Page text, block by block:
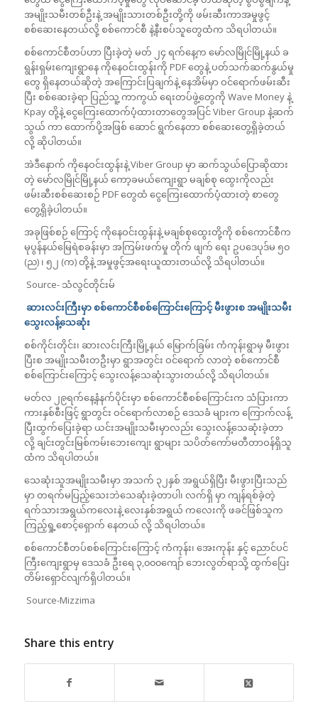
အမျိုးသမီးတစ်ဦးနဲ့ အမျိုးသားတစ်ဦးတို့ကို ဖမ်းဆီးကာအမှုဖွင့်
စစ်ဆေးနေတယ်လို့ စစ်ကောင်စီ နဲ့နီးစပ်သူတွေထံက သိရပါတယ်။
စစ်ကောင်စီတပ်ဟာ ပြီးခဲ့တဲ့ မတ် ၂၄ ရက်နေ့က မော်လမြိုင်မြို့နယ် ခ
ရွန်းရှမ်းကျေးရွာနေ ကိုနေဝင်းထွန်းကို PDF တွေနဲ့ ပတ်သက်ဆက်နွယ်မှု
တွေ ရှိနေတယ်ဆိုတဲ့ အကြောင်းပြချက်နဲ့ နေအိမ်မှာ ဝင်ရောက်ဖမ်းဆီး
ပြီး စစ်ဆေးခဲ့ရာ ပြည်သူ့ ကာကွယ် ရေးတပ်ဖွဲ့တွေကို Wave Money နဲ့
Kpay တို့နဲ့ ငွေကြေးထောက်ပံ့ထားတာတွေအပြင် Viber Group နဲ့ဆက်
သွယ် ကာ ထောက်ပို့အဖြစ် ဆောင် ရွက်နေတာ စစ်ဆေးတွေ့ရှိခဲ့တယ်
လို့ ဆိုပါတယ်။
အဲဒီနောက် ကိုနေဝင်းထွန်းနဲ့ Viber Group မှာ ဆက်သွယ်ပြောဆိုထား
တဲ့ မော်လမြိုင်မြို့နယ် ကော့ခမယ်ကျေးရွာ မချစ်စု ထွေးကိုလည်း
ဖမ်းဆီးစစ်ဆေးစဉ် PDF တွေထံ ငွေကြေးထောက်ပံ့ထားတဲ့ စာတွေ
တွေ့ရှိခဲ့ပါတယ်။
အခုဖြစ်စဉ် ကြောင့် ကိုနေဝင်းထွန်းနဲ့ မချစ်စုထွေးတို့ကို စစ်ကောင်စီက
မုပွန်နယ်မြေရဲစခန်းမှာ အကြမ်းဖက်မှု တိုက် ဖျက် ရေး ဥပဒေပုဒ်မ ၅၀
(ည) ၊ ၅၂ (က) တို့နဲ့ အမှုဖွင့်အရေးယူထားတယ်လို့ သိရပါတယ်။
Source- သံလွင်တိုင်းမ်
ဆားလင်းကြီးမှာ စစ်ကောင်စီစစ်ကြောင်းကြောင့် မီးဖွားစ အမျိုးသမီး
သွေးလန့်သေဆုံး
စစ်ကိုင်းတိုင်း၊ ဆားလင်းကြီးမြို့နယ် မြောက်ခြမ်း ကံကုန်းရွာမှ မီးဖွား
ပြီးစ အမျိုးသမီးတဦးမှာ ရွာအတွင်း ဝင်ရောက် လာတဲ့ စစ်ကောင်စီ
စစ်ကြောင်းကြောင့် သွေးလန့်သေဆုံးသွားတယ်လို့ သိရပါတယ်။
မတ်လ ၂၉ရက်နေ့နံနက်ပိုင်းမှာ စစ်ကောင်စီစစ်ကြောင်းက သံပြားကာ
ကားနှစ်စီးဖြင့် ရွာတွင်း ဝင်ရောက်လာစဉ် ဒေသခံ များက ကြောက်လန့်
ပြီးထွက်ပြေးခဲ့ရာ ယင်းအမျိုးသမီးမှာလည်း သွေးလန့်သေဆုံးခဲ့တာ
လို့ ချင်းတွင်းမြစ်ကမ်းဘေးကျေး ရွာများ သပိတ်ကော်မတီတာဝန်ရှိသူ
ထံက သိရပါတယ်။
သေဆုံးသူအမျိုးသမီးမှာ အသက် ၃၂နှစ် အရွယ်ရှိပြီး မီးဖွားပြီးသည်
မှာ တရက်မပြည့်သေးဘဲသေဆုံးခဲ့တာပါ၊ လက်ရှိ မှာ ကျန်ရစ်ခဲ့တဲ့
ရက်သားအရွယ်ကလေးနဲ့ လေးနှစ်အရွယ် ကလေးကို ဖခင်ဖြစ်သူက
ကြည့်ရှု့စောင့်ရှောက် နေတယ် လို့ သိရပါတယ်။
စစ်ကောင်စီတပ်စစ်ကြောင်းကြောင့် ကံကုန်း၊ အေးကုန်း နှင့် ညောင်ပင်
ကြီးကျေးရွာမှ ဒေသခံ ဦးရေ ၃,၀၀၀ကျော် ဘေးလွတ်ရာသို့ ထွက်ပြေး
တိမ်းရှောင်လျက်ရှိပါတယ်။
Source-Mizzima
Share this entry